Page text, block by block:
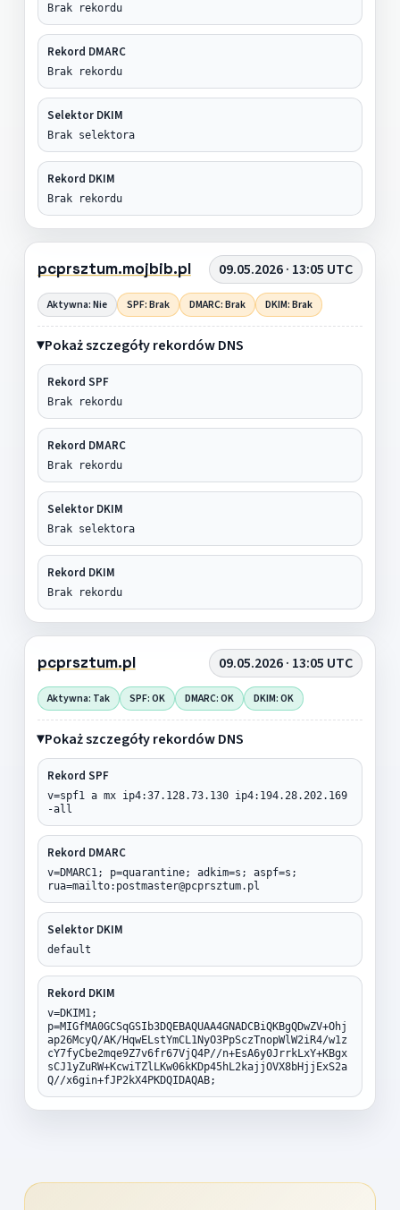
Brak rekordu
Rekord DMARC
Brak rekordu
Selektor DKIM
Brak selektora
Rekord DKIM
Brak rekordu
pcprsztum.mojbib.pl 09.05.2026 · 13:05 UTC
Aktywna: Nie SPF: Brak DMARC: Brak DKIM: Brak
Pokaż szczegóły rekordów DNS
Rekord SPF
Brak rekordu
Rekord DMARC
Brak rekordu
Selektor DKIM
Brak selektora
Rekord DKIM
Brak rekordu
pcprsztum.pl 09.05.2026 · 13:05 UTC
Aktywna: Tak SPF: OK DMARC: OK DKIM: OK
Pokaż szczegóły rekordów DNS
Rekord SPF
v=spf1 a mx ip4:37.128.73.130 ip4:194.28.202.169
-all
Rekord DMARC
v=DMARC1; p=quarantine; adkim=s; aspf=s;
rua=mailto:postmaster@pcprsztum.pl
Selektor DKIM
default
Rekord DKIM
v=DKIM1;
p=MIGfMA0GCSqGSIb3DQEBAQUAA4GNADCBiQKBgQDwZV+Ohj
ap26McyQ/AK/HqwELstYmCL1NyO3PpSczTnopWlW2iR4/w1z
cY7fyCbe2mqe9Z7v6fr67VjQ4P//n+EsA6y0JrrkLxY+KBgx
sCJ1yZuRW+KcwiTZlLKw06kKDp45hL2kajjOVX8bHjjExS2a
Q//x6gin+fJP2kX4PKDQIDAQAB;